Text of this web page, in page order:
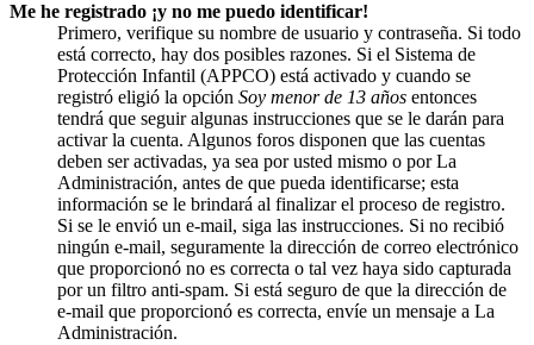
Me he registrado ¡y no me puedo identificar!
Primero, verifique su nombre de usuario y contraseña. Si todo
está correcto, hay dos posibles razones. Si el Sistema de
Protección Infantil (APPCO) está activado y cuando se
registró eligió la opción Soy menor de 13 años entonces
tendrá que seguir algunas instrucciones que se le darán para
activar la cuenta. Algunos foros disponen que las cuentas
deben ser activadas, ya sea por usted mismo o por La
Administración, antes de que pueda identificarse; esta
información se le brindará al finalizar el proceso de registro.
Si se le envió un e-mail, siga las instrucciones. Si no recibió
ningún e-mail, seguramente la dirección de correo electrónico
que proporcionó no es correcta o tal vez haya sido capturada
por un filtro anti-spam. Si está seguro de que la dirección de
e-mail que proporcionó es correcta, envíe un mensaje a La
Administración.